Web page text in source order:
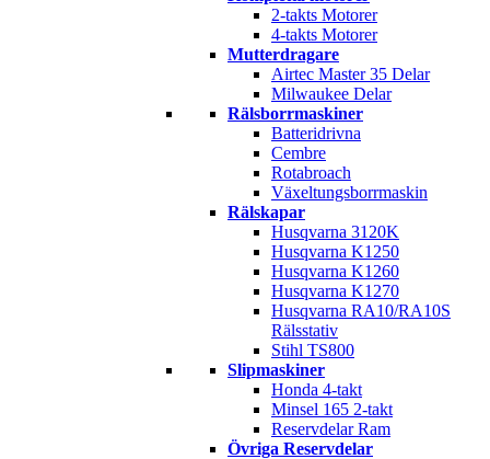
2-takts Motorer
4-takts Motorer
Mutterdragare
Airtec Master 35 Delar
Milwaukee Delar
Rälsborrmaskiner
Batteridrivna
Cembre
Rotabroach
Växeltungsborrmaskin
Rälskapar
Husqvarna 3120K
Husqvarna K1250
Husqvarna K1260
Husqvarna K1270
Husqvarna RA10/RA10S
Rälsstativ
Stihl TS800
Slipmaskiner
Honda 4-takt
Minsel 165 2-takt
Reservdelar Ram
Övriga Reservdelar